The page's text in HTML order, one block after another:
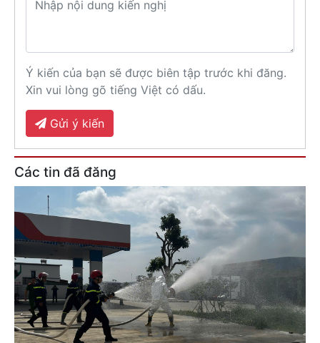
Ý kiến của bạn sẽ được biên tập trước khi đăng.
Xin vui lòng gõ tiếng Việt có dấu.
Gửi ý kiến
Các tin đã đăng